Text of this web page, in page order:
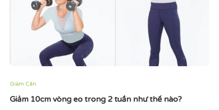
Giảm Cân
Giảm 10cm vòng eo trong 2 tuần như thế nào?